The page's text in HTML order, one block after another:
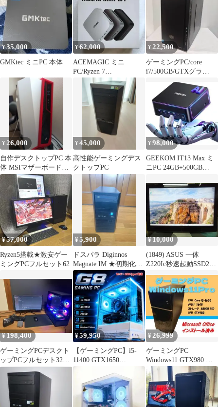
¥35,000
GMKtec ミニPC 本体
¥62,000
ACEMAGIC ミニ
PC/Ryzen 7
7735HS/office2021
¥22,500
ゲーミングPC/core
i7/500GB/GTXグラ
ボ/MS Office搭載
¥26,000
自作デスクトップPC 本
体 MSIマザーボード搭
載
¥45,000
高性能ゲーミングデス
クトップPC
¥ 98,000
GEEKOM IT13 Max ミ
ニPC 24GB+500GB
¥57,000
Ryzen5搭載★激安ゲー
ミングPCフルセット62
¥5,900
ドスパラ Diginnos
Magnate IM ★初期化済
み
¥10,000
(1849) ASUS 一体
Z220Ic秒速起動SSD240
¥198,400
ゲーミングPCデスクト
ップPCフルセット32万
円分
¥59,950
【ゲーミングPC】i5-
11400 GTX1650
¥ 26,999
ゲーミングPC
Windows11 GTX980 デ
スクトップPC